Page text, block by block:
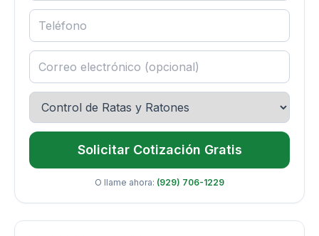
Solicitar Cotización Gratis
O llame ahora: (929) 706-1229